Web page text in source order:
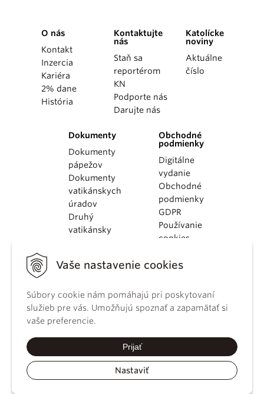
Vaše nastavenie cookies
Súbory cookie nám pomáhajú pri poskytovaní
služieb pre vás. Umožňujú spoznať a zapamätať si
vaše preferencie.
Prijať
Nastaviť
O nás
Kontakt
Inzercia
Kariéra
2% dane
História
Kontaktujte
nás
Staň sa
reportérom
KN
Podporte nás
Darujte nás
Katolícke
noviny
Aktuálne
číslo
Dokumenty
Dokumenty
pápežov
Dokumenty
vatikánskych
úradov
Druhý
vatikánsky
KBS
kánonického
práva
Katechizmus
Obchodné
podmienky
Digitálne
vydanie
Obchodné
podmienky
GDPR
Používanie
cookies